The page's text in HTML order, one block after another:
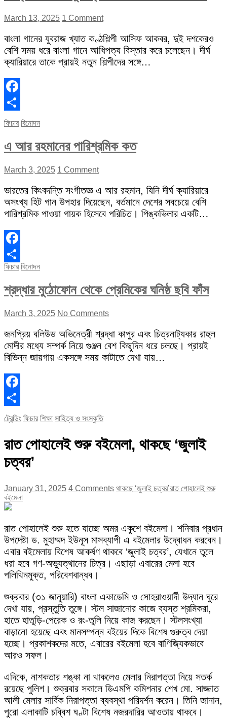
March 13, 2025 1 Comment
বাংলা গানের যুবরাজ খ্যাত কণ্ঠশিল্পী আসিফ আকবর, দুই দশকেরও
বেশি সময় ধরে বাংলা গানে আধিপত্য বিস্তার করে চলেছেন। দীর্ঘ
ক্যারিয়ারে তাকে প্রায়ই নতুন শিল্পীদের সঙ্গে…
Facebook
Share
ফিচার বিনোদন
এ আর রহমানের পারিশ্রমিক কত
March 3, 2025 1 Comment
ভারতের কিংবদন্তি সংগীতজ্ঞ এ আর রহমান, যিনি দীর্ঘ ক্যারিয়ারে
অসংখ্য হিট গান উপহার দিয়েছেন, বর্তমানে দেশের সবচেয়ে বেশি
পারিশ্রমিক পাওয়া গায়ক হিসেবে পরিচিত। পিঙ্কভিলার একটি…
Facebook
Share
ফিচার বিনোদন
শ্রদ্ধার মুঠোফোন থেকে প্রেমিকের ঘনিষ্ঠ ছবি ফাঁস
March 3, 2025 No Comments
জনপ্রিয় বলিউড অভিনেত্রী শ্রদ্ধা কাপুর এবং চিত্রনাট্যকার রাহুল
মোদীর মধ্যে সম্পর্ক নিয়ে গুঞ্জন বেশ কিছুদিন ধরে চলছে। প্রায়ই
বিভিন্ন জায়গায় একসঙ্গে সময় কাটাতে দেখা যায়…
Facebook
Share
ট্রেন্ডিং ফিচার শিক্ষা সাহিত্য ও সংস্কৃতি
রাত পোহালেই শুরু বইমেলা, থাকছে ‘জুলাই
চত্বর’
January 31, 2025 4 Comments থাকছে ‘জুলাই চত্বর’রাত পোহালেই শুরু
বইমেলা
রাত পোহালেই শুরু হতে যাচ্ছে অমর একুশে বইমেলা। শনিবার প্রধান
উপদেষ্টা ড. মুহাম্মদ ইউনূস মাসব্যাপী এ বইমেলার উদ্বোধন করবেন।
এবার বইমেলায় বিশেষ আকর্ষণ থাকবে ‘জুলাই চত্বর’, যেখানে তুলে
ধরা হবে গণ-অভ্যুত্থানের চিত্র। এছাড়া এবারের মেলা হবে
পলিথিনমুক্ত, পরিবেশবান্ধব।
শুক্রবার (৩১ জানুয়ারি) বাংলা একাডেমি ও সোহরাওয়ার্দী উদ্যান ঘুরে
দেখা যায়, প্রস্তুতি তুঙ্গে। স্টল সাজানোর কাজে ব্যস্ত শ্রমিকরা,
হাতে হাতুড়ি-পেরেক ও রং-তুলি নিয়ে কাজ করছেন। স্টলসংখ্যা
বাড়ানো হয়েছে এবং মানসম্পন্ন বইয়ের দিকে বিশেষ গুরুত্ব দেয়া
হচ্ছে। প্রকাশকদের মতে, এবারের বইমেলা হবে বাণিজ্যিকভাবে
আরও সফল।
এদিকে, নাশকতার শঙ্কা না থাকলেও মেলার নিরাপত্তা নিয়ে সতর্ক
রয়েছে পুলিশ। শুক্রবার সকালে ডিএমপি কমিশনার শেখ মো. সাজ্জাত
আলী মেলার সার্বিক নিরাপত্তা ব্যবস্থা পরিদর্শন করেন। তিনি জানান,
পুরো এলাকাটি চব্বিশ ঘণ্টা বিশেষ নজরদারির আওতায় থাকবে।